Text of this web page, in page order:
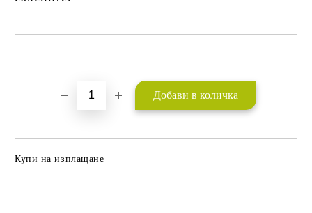
Купи на изплащане